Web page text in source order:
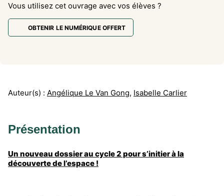
Vous utilisez cet ouvrage avec vos élèves ?
OBTENIR LE NUMÉRIQUE OFFERT
Auteur(s) : Angélique Le Van Gong, Isabelle Carlier
Présentation
Un nouveau dossier au cycle 2 pour s’initier à la
découverte de l’espace !